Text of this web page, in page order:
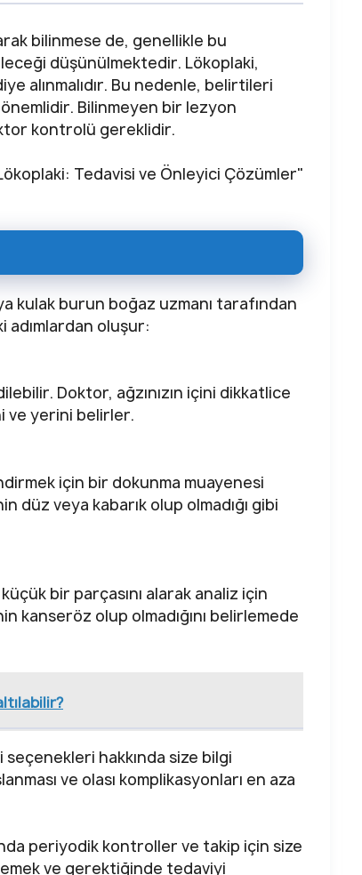
bilinmese de, genellikle bu
düşünülmektedir. Lökoplaki,
alınmalıdır. Bu nedenle, belirtileri
Bilinmeyen bir lezyon
kontrolü gereklidir.
Tedavisi ve Önleyici Çözümler"
kulak burun boğaz uzmanı tarafından
adımlardan oluşur:
Doktor, ağzınızın içini dikkatlice
ve yerini belirler.
için bir dokunma muayenesi
veya kabarık olup olmadığı gibi
bir parçasını alarak analiz için
kanseröz olup olmadığını belirlemede
hakkında size bilgi
ve olası komplikasyonları en aza
periyodik kontroller ve takip için size
ve gerektiğinde tedaviyi